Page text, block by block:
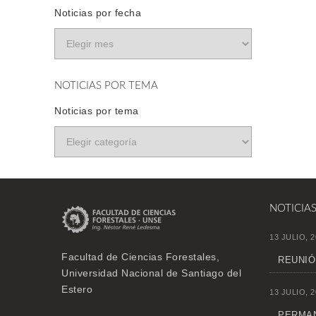
Noticias por fecha
NOTICIAS POR TEMA
Noticias por tema
Facultad de Ciencias Forestales,
Universidad Nacional de Santiago del
Estero
13 JULIO,
13 JULIO,